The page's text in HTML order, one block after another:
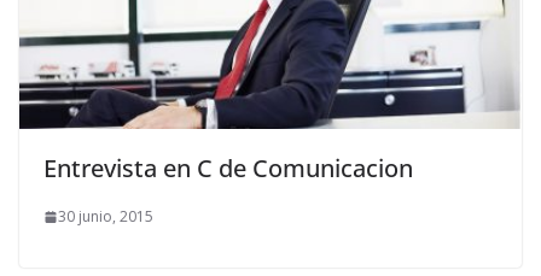
Entrevista en C de Comunicacion
30 junio, 2015